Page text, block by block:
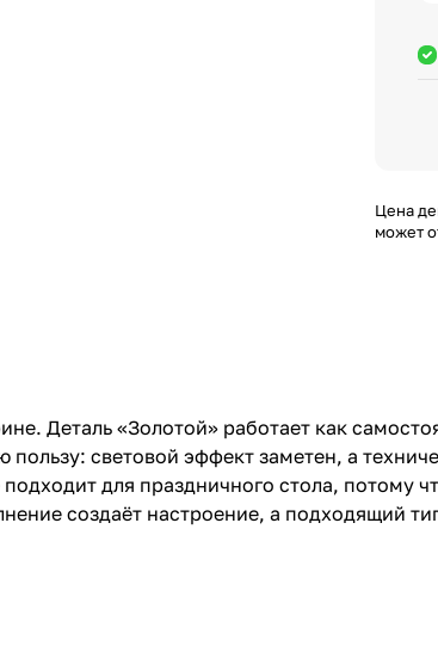
Цена
может
Деталь «Золотой» работает как
световой эффект заметен, а
для праздничного стола, потому
создаёт настроение, а подходящий